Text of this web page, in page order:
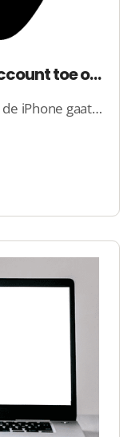
Hoe voeg ik een e-mailaccount toe op iPhone?
Een e-mailaccount instellen op de iPhone gaat eenvoudig. Via het onderstaande stappenplan kunt u uw e-mailaccount op de iPhone instellen: